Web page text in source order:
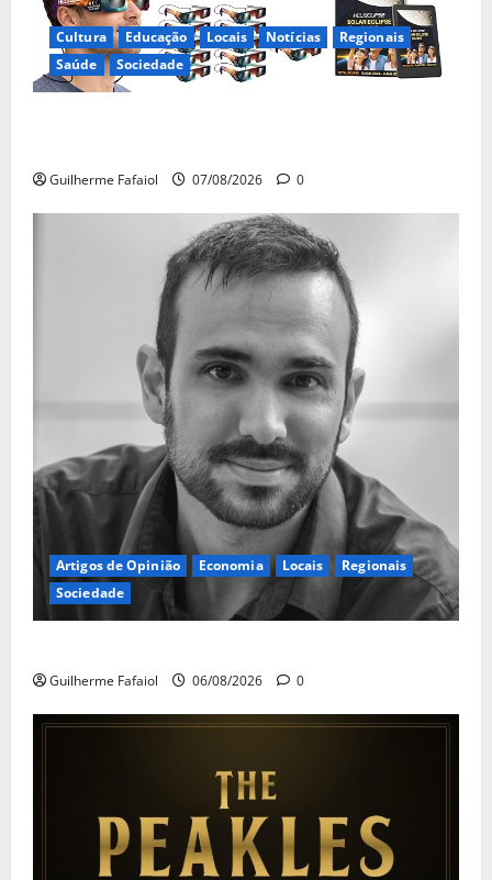
Cultura Educação Locais Notícias
Regionais
Saúde
Sociedade
Guilherme Fafaiol 07/08/2026 0
Artigos de Opinião Economia Locais
Regionais
Sociedade
Guilherme Fafaiol 06/08/2026 0